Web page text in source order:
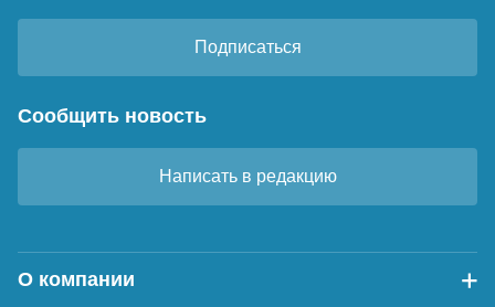
Подписаться
Сообщить новость
Написать в редакцию
О компании